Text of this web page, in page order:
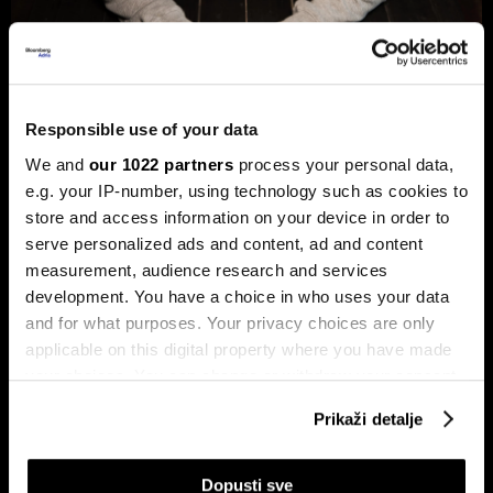
Responsible use of your data
We and our 1022 partners process your personal data,
e.g. your IP-number, using technology such as cookies to
store and access information on your device in order to
serve personalized ads and content, ad and content
measurement, audience research and services
development. You have a choice in who uses your data
and for what purposes. Your privacy choices are only
applicable on this digital property where you have made
your choices. You can change or withdraw your consent
If you allow, we would also like to:
Prikaži detalje
Dopusti sve
Hakeri postaju brži uz AI, a BiH još
nema štit protiv novih cyber napada
BiH ulazi u novu fazu cyber prijetnji, ali odbrana i dalje nije
dovoljno povezana.
Kamera švajcarskog startupa
razotkriva vjekovnu prevaru
Kako su AI stručnjaci postali
nova kineska milijarderska klasa